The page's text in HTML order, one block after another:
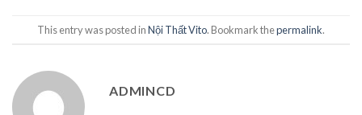
This entry was posted inNội Thất Vito. Bookmark thepermalink.
ADMINCD